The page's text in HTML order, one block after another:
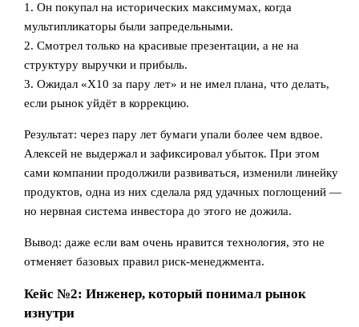
1. Он покупал на исторических максимумах, когда
мультипликаторы были запредельными.
2. Смотрел только на красивые презентации, а не на
структуру выручки и прибыль.
3. Ожидал «X10 за пару лет» и не имел плана, что делать,
если рынок уйдёт в коррекцию.
Результат: через пару лет бумаги упали более чем вдвое.
Алексей не выдержал и зафиксировал убыток. При этом
сами компании продолжили развиваться, изменили линейку
продуктов, одна из них сделала ряд удачных поглощений —
но нервная система инвестора до этого не дожила.
Вывод: даже если вам очень нравится технология, это не
отменяет базовых правил риск-менеджмента.
Кейс №2: Инженер, который понимал рынок
изнутри